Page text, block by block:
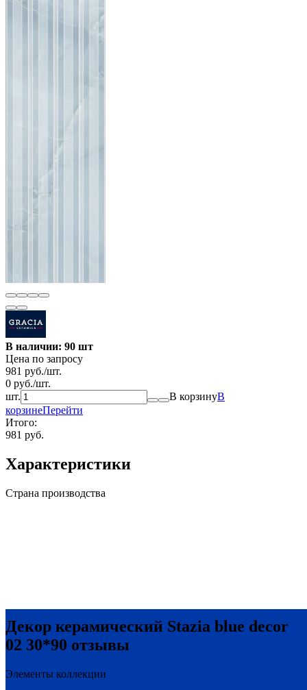
В наличии: 90 шт
Цена по запросу
981 руб./шт.
0 руб./шт.
шт.
В корзинуВ
корзинеПерейти
Итого:
981 руб.
Характеристики
Страна производства
Декор керамический Stazia blue decor
02 30*90 отзывы
Элементы коллекции